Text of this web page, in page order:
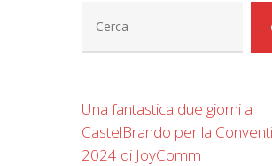
Una fantastica due giorni a
CastelBrando per la
2024 di JoyComm